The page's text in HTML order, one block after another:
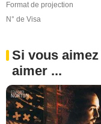
Format de projection
N° de Visa
Si vous
aimer ...